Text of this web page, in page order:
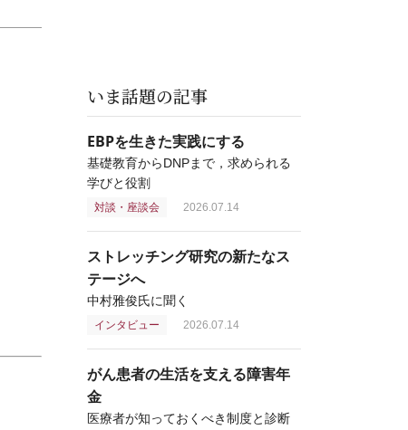
いま話題の記事
EBPを生きた実践にする
基礎教育からDNPまで，求められる
学びと役割
対談・座談会 2026.07.14
ストレッチング研究の新たなス
テージへ
中村雅俊氏に聞く
インタビュー 2026.07.14
がん患者の生活を支える障害年
金
医療者が知っておくべき制度と診断